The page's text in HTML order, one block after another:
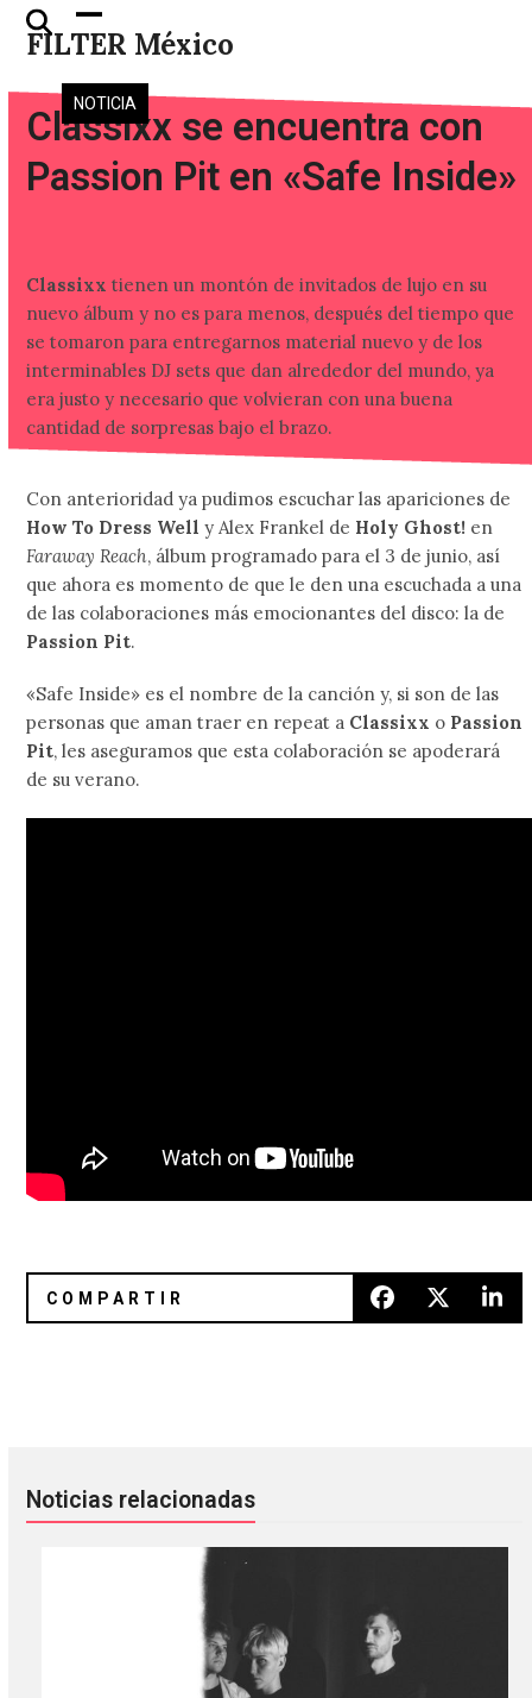
Skip
FILTER México
Open
mobile
menu
Close
mobile
menu
NOTICIA
Classixx se encuentra con
Passion Pit en «Safe Inside»
Classixx tienen un montón de invitados de lujo en su
nuevo álbum y no es para menos, después del tiempo que
se tomaron para entregarnos material nuevo y de los
interminables DJ sets que dan alrededor del mundo, ya
era justo y necesario que volvieran con una buena
cantidad de sorpresas bajo el brazo.
Con anterioridad ya pudimos escuchar las apariciones de
How To Dress Well y Alex Frankel de Holy Ghost! en
Faraway Reach, álbum programado para el 3 de junio, así
que ahora es momento de que le den una escuchada a una
de las colaboraciones más emocionantes del disco: la de
Passion Pit.
«Safe Inside» es el nombre de la canción y, si son de las
personas que aman traer en repeat a Classixx o Passion
Pit, les aseguramos que esta colaboración se apoderará
de su verano.
Noticias relacionadas